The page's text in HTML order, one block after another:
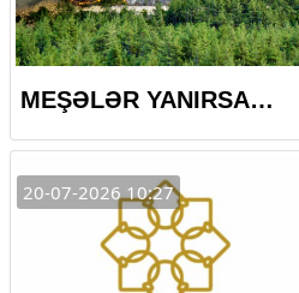
MEŞƏLƏR YANIRSA…
20-07-2026 10:27